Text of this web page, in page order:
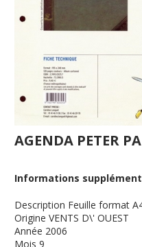
AGENDA PETER
Informations
Description Feuille format
Origine VENTS D\' OUEST
Année 2006
Mois 9